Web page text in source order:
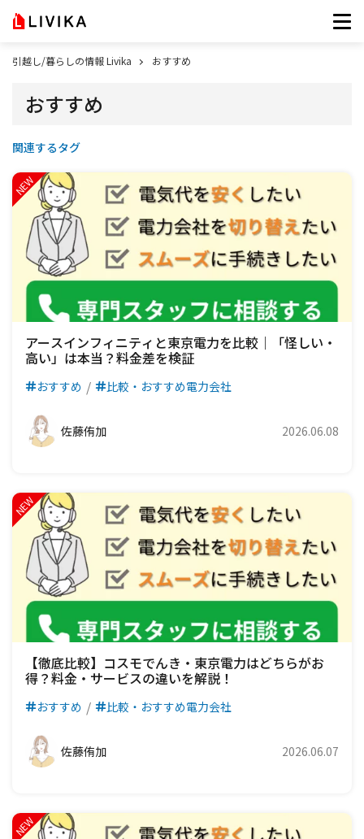
引越し/暮らしの情報 Livika おすすめ
おすすめ
関連するタグ
アースインフィニティと東京電力を比較｜「怪しい・
高い」は本当？料金差を検証
おすすめ 比較・おすすめ電力会社
佐藤侑加 2026.06.08
【徹底比較】コスモでんき・東京電力はどちらがお
得？料金・サービスの違いを解説！
おすすめ 比較・おすすめ電力会社
佐藤侑加 2026.06.07